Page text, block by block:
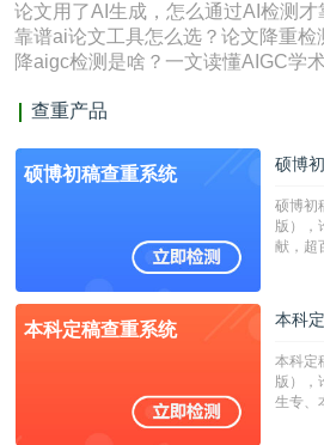
论文用了AI生成，怎么通过AI检测才
靠谱ai论文工具怎么选？论文降重检
降aigc检测是啥？一文读懂AIGC学
查重产品
硕博初稿查重系统 硕博
硕博初
版），
献，超
校用
广，数
字符数
本科定稿查重系统 本科
本科定
版），
生专、